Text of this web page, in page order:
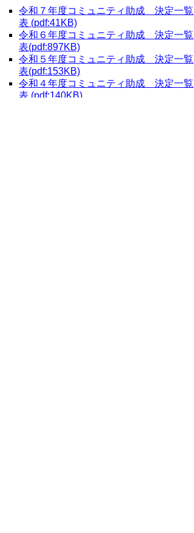
令和７年度コミュニティ助成 決定一覧
表 (pdf:41KB)
令和６年度コミュニティ助成 決定一覧
表(pdf:897KB)
令和５年度コミュニティ助成 決定一覧
表(pdf:153KB)
令和４年度コミュニティ助成 決定一覧
表 (pdf:140KB)